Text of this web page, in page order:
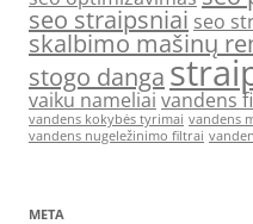
seo straipsniai seo
skalbimo mašinų
stogo danga
vaiku nameliai vandens
vandens kokybės tyrimai vandens
vandens nugeležinimo filtrai
META